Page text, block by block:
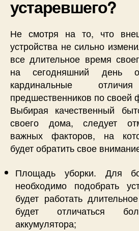
устаревшего?
Не смотря на то, что
устройства не сильно
все длительное время
на сегодняшний день
кардинальные
предшественников по своей
Выбирая качественный
своего дома, следует
важных факторов, на
будет обратить свое
Площадь уборки. Для
необходимо подобрать
будет работать
будет отличаться
аккумулятора;